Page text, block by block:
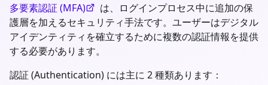
多要素認証 (MFA)
は、ログインプロセス中に追加の保
護層を加えるセキュリティ手法です。ユーザーはデジタル
アイデンティティを確立するために複数の認証情報を提供
する必要があります。
認証 (Authentication) には主に 2 種類あります：